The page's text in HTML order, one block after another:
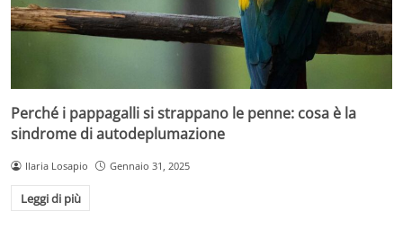
Perché i pappagalli si strappano le penne: cosa è la
sindrome di autodeplumazione
Ilaria Losapio Gennaio 31, 2025
Leggi di più